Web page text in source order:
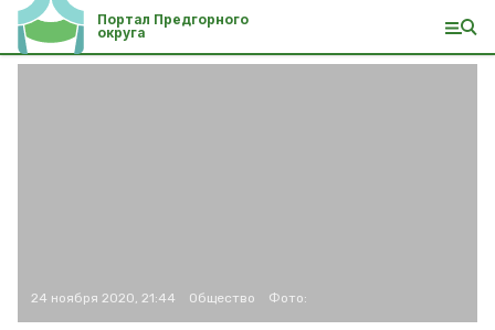
Портал Предгорного
округа
24 ноября 2020, 21:44 Общество Фото: